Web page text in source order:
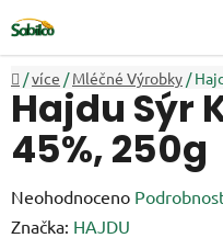
na
obsah
Domů
/více / Mléčné Výrobky /
Hajdu Sýr
45%, 250g
Průměrné
hodnocení
Neohodnoceno
Značka: HAJDU